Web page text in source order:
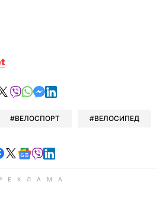
в Telegram
в Facebook
поделиться в X
отправить в Viber
отправить в Whatsapp
отправить в Messenger
отправить в LinkedIn
ВЕЛОСПОРТ ВЕЛОСИПЕД
в Telegram
Читайте в Facebook
Читайте в X
Читайте в Google news
Читайте в Viber
Читайте в LinkedIn